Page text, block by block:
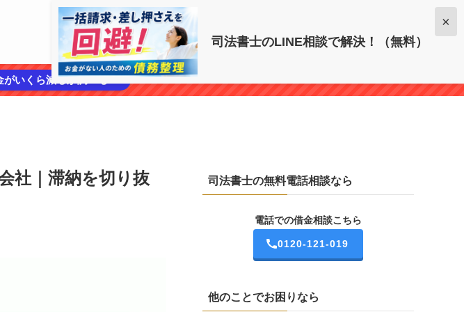
司法書士のLINE相談で解決！（無料）
×
0120-121-019
がいくら減るか調べる ➡
社｜滞納を切り抜
司法書士の無料電話相談なら
電話での借金相談こちら
0120-121-019
他のことでお困りなら